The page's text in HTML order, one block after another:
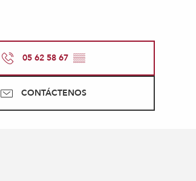
05 62 58 67 ▒▒
CONTÁCTENOS